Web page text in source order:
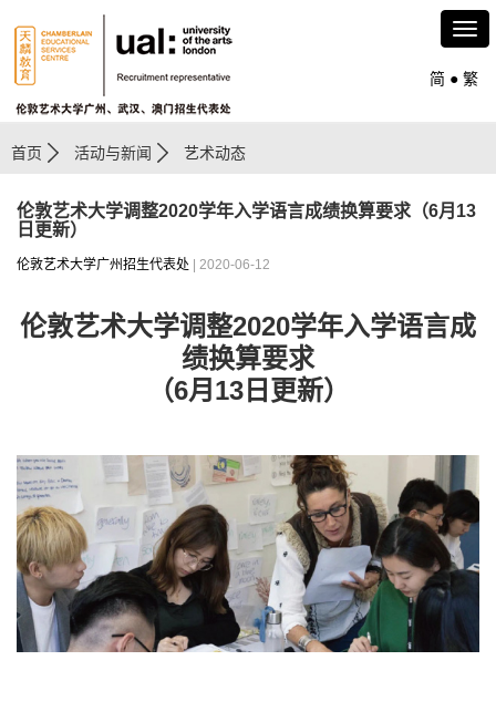
简 ● 繁
首页 活动与新闻 艺术动态
伦敦艺术大学调整2020学年入学语言成绩换算要求（6月13
日更新）
伦敦艺术大学广州招生代表处 | 2020-06-12
伦敦艺术大学调整2020学年入学语言成
绩换算要求
（6月13日更新）